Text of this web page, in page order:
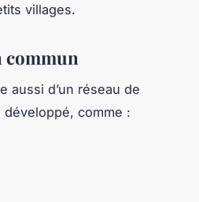
villages.
commun
aussi d’un réseau de
comme :